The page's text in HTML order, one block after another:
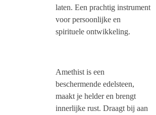
laten. Een prachtig instrument
voor persoonlijke en
spirituele ontwikkeling.
Amethist is een
beschermende edelsteen,
maakt je helder en brengt
innerlijke rust. Draagt bij aan